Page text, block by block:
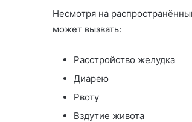
Несмотря на
может вызвать:
Расстройство желудка
Диарею
Рвоту
Вздутие живота